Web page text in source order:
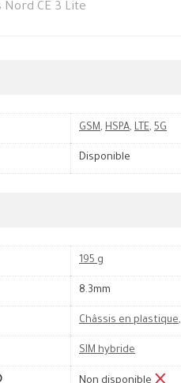
Nord CE 3 Lite
GSM, HSPA, LTE, 5G
Disponible
195 g
8.3mm
Châssis en plastique,
SIM hybride